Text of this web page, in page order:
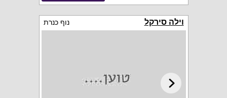
וילה סירקל נוף כנרת